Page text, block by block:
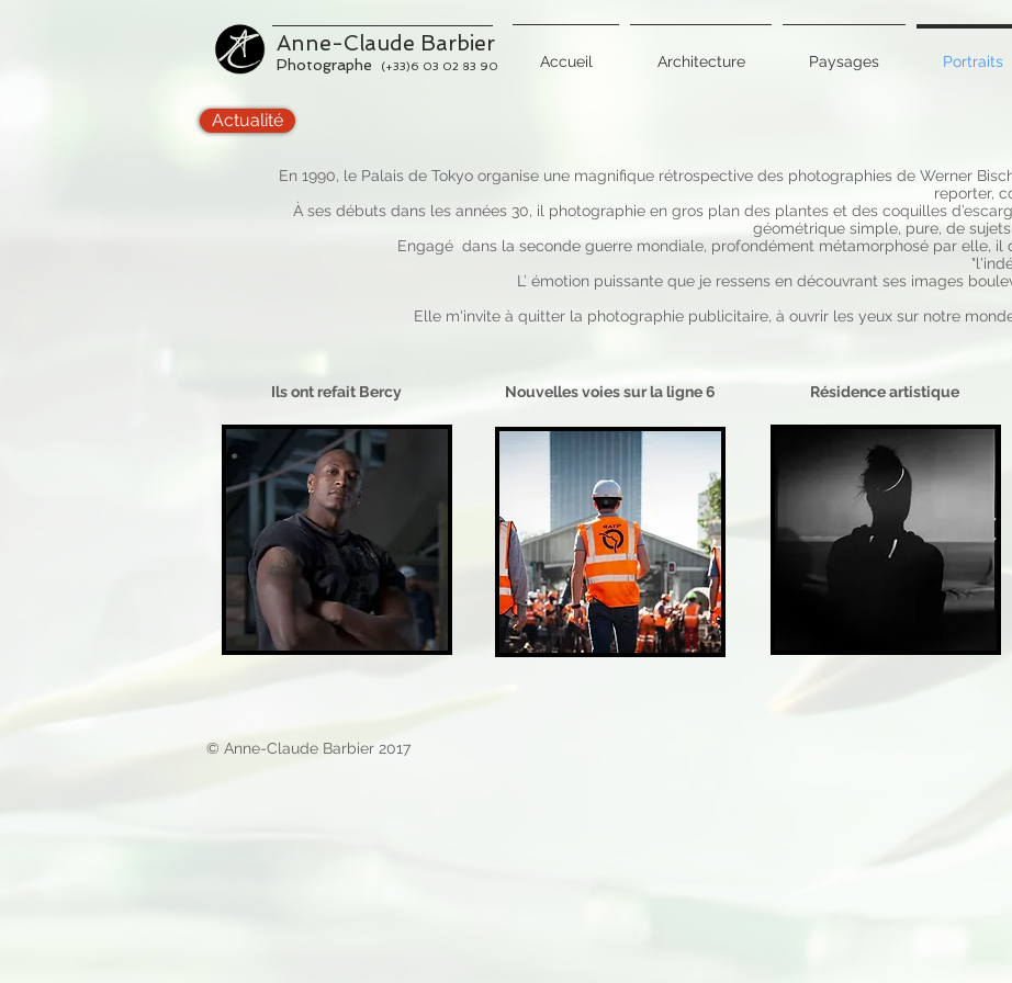
Accueil Architecture Paysages Portraits
En 1990, le Palais de Tokyo organise une magnifique rétrospective des photographies de Werner
reporter,
À ses débuts dans les années 30, il photographie en gros plan des plantes et des coquilles
géométrique simple, pure, de
Engagé dans la seconde guerre mondiale, profondément métamorphosé par elle, il
L’ émotion puissante que je ressens en découvrant ses images
Elle m'invite à quitter la photographie publicitaire, à ouvrir les yeux sur notre
Ils ont refait Bercy Nouvelles voies sur la ligne 6 Résidence artistique
Anne-Claude Barbier
Photographe (+33)6 03 02 83 90
Actualité
© Anne-Claude Barbier 2017